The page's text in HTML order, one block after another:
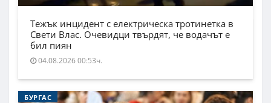
Тежък инцидент с електрическа тротинетка в
Свети Влас. Очевидци твърдят, че водачът е
бил пиян
04.08.2026 00:53ч.
БУРГАС